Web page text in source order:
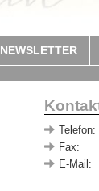
NEWSLETTER
Telefon:
Fax:
E-Mail: